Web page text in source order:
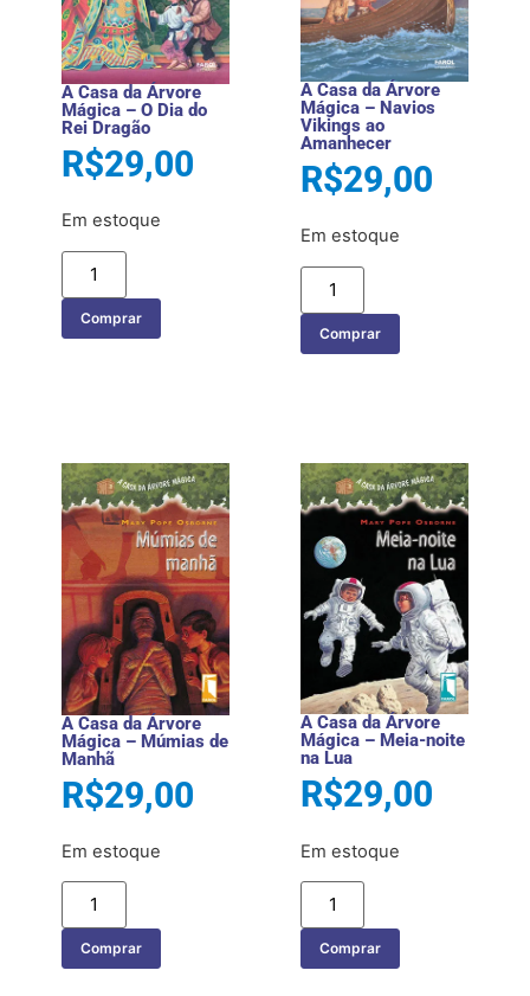
A Casa da Árvore
Mágica – O Dia do
Rei Dragão
R$29,00
Em estoque
Comprar
A Casa da Árvore
Mágica – Navios
Vikings ao
Amanhecer
R$29,00
Em estoque
Comprar
A Casa da Árvore
Mágica – Múmias de
Manhã
R$29,00
Em estoque
Comprar
A Casa da Árvore
Mágica – Meia-noite
na Lua
R$29,00
Em estoque
Comprar